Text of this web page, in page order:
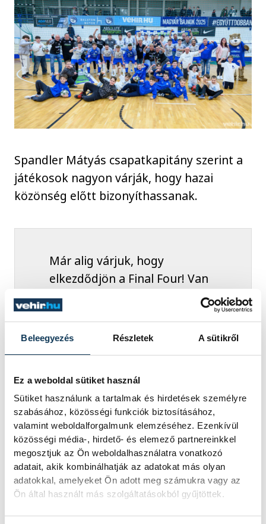
Beleegyezés Részletek A sütikről
Ez a weboldal sütiket használ
Sütiket használunk a tartalmak és hirdetések személyre
szabásához, közösségi funkciók biztosításához,
valamint weboldalforgalmunk elemzéséhez. Ezenkívül
közösségi média-, hirdető- és elemező partnereinkkel
megosztjuk az Ön weboldalhasználatra vonatkozó
adatait, akik kombinálhatják az adatokat más olyan
adatokkal, amelyeket Ön adott meg számukra vagy az
Ön által használt más szolgáltatásokból gyűjtöttek.
Spandler Mátyás csapatkapitány szerint a
játékosok nagyon várják, hogy hazai
közönség előtt bizonyíthassanak.
Már alig várjuk, hogy
elkezdődjön a Final Four! Van
törlesztenivalónk saját
magunk és a szurkolóink felé
is a múlt heti teljesítmény
különleges varázsa van: egy
mérkőzésen bármi
megtörténhet. Az
elődöntőben a
Berettyóújfalu lesz az
ellenfelünk, tudjuk, milyen
játékerőt képviselnek, és